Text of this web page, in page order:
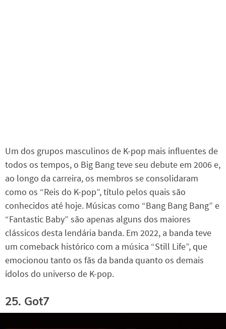
Um dos grupos masculinos de K-pop mais influentes de
todos os tempos, o Big Bang teve seu debute em 2006 e,
ao longo da carreira, os membros se consolidaram
como os “Reis do K-pop”, título pelos quais são
conhecidos até hoje. Músicas como “Bang Bang Bang” e
“Fantastic Baby” são apenas alguns dos maiores
clássicos desta lendária banda. Em 2022, a banda teve
um comeback histórico com a música “Still Life”, que
emocionou tanto os fãs da banda quanto os demais
ídolos do universo de K-pop.
25. Got7